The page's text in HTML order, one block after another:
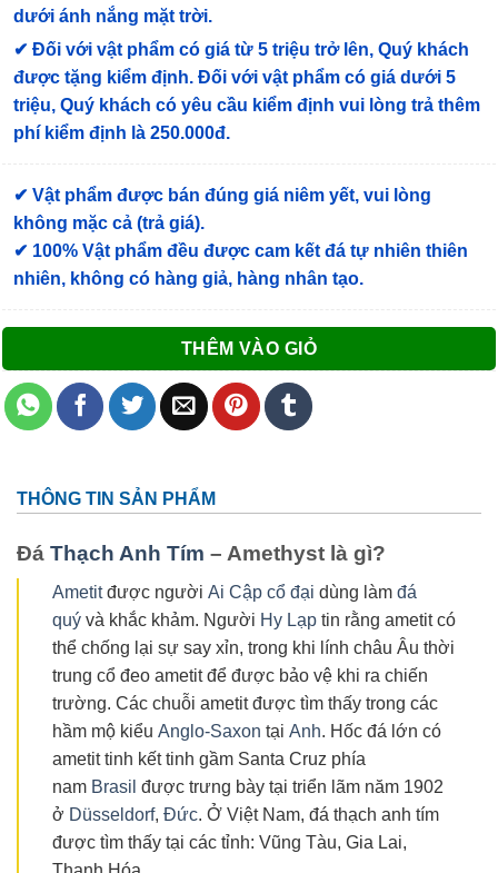
dưới ánh nắng mặt trời.
✔ Đối với vật phẩm có giá từ 5 triệu trở lên, Quý khách
được tặng kiểm định. Đối với vật phẩm có giá dưới 5
triệu, Quý khách có yêu cầu kiểm định vui lòng trả thêm
phí kiểm định là 250.000đ.
✔ Vật phẩm được bán đúng giá niêm yết, vui lòng
không mặc cả (trả giá).
✔ 100% Vật phẩm đều được cam kết đá tự nhiên thiên
nhiên, không có hàng giả, hàng nhân tạo.
THÊM VÀO GIỎ
THÔNG TIN SẢN PHẨM
Đá Thạch Anh Tím – Amethyst là gì?
Ametitđược người Ai Cập cổ đại dùng làm đá
quý và khắc khảm. Người Hy Lạp tin rằng ametit có
thể chống lại sự say xỉn, trong khi lính châu Âu thời
trung cổ đeo ametit để được bảo vệ khi ra chiến
trường. Các chuỗi ametit được tìm thấy trong các
hầm mộ kiểu Anglo-Saxon tại Anh. Hốc đá lớn có
ametit tinh kết tinh gầm Santa Cruz phía
nam Brasil được trưng bày tại triển lãm năm 1902
ở Düsseldorf, Đức. Ở Việt Nam, đá thạch anh tím
được tìm thấy tại các tỉnh: Vũng Tàu, Gia Lai,